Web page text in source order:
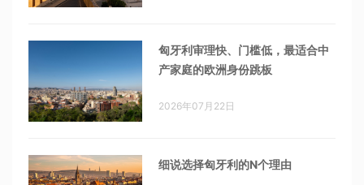
匈牙利审理快、门槛低，最适合中
产家庭的欧洲身份跳板
2026年07月22日
细说选择匈牙利的N个理由